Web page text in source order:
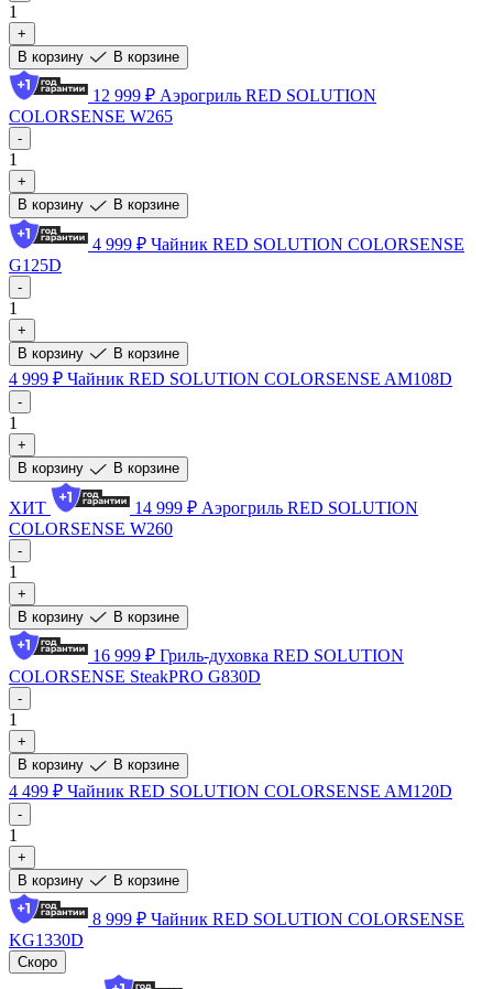
1
+
В корзину
В корзине
12 999 ₽ Аэрогриль RED SOLUTION
COLORSENSE W265
-
1
+
В корзину
В корзине
4 999 ₽ Чайник RED SOLUTION COLORSENSE
G125D
-
1
+
В корзину
В корзине
4 999 ₽ Чайник RED SOLUTION COLORSENSE AM108D
-
1
+
В корзину
В корзине
ХИТ 14 999 ₽ Аэрогриль RED SOLUTION
COLORSENSE W260
-
1
+
В корзину
В корзине
16 999 ₽ Гриль-духовка RED SOLUTION
COLORSENSE SteakPRO G830D
-
1
+
В корзину
В корзине
4 499 ₽ Чайник RED SOLUTION COLORSENSE AM120D
-
1
+
В корзину
В корзине
8 999 ₽ Чайник RED SOLUTION COLORSENSE
KG1330D
Скоро